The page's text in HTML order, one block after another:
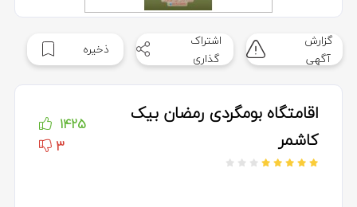
گزارش
آگهی
اشتراک
گذاری
ذخیره
اقامتگاه بومگردی رمضان بیک
کاشمر
1425
3